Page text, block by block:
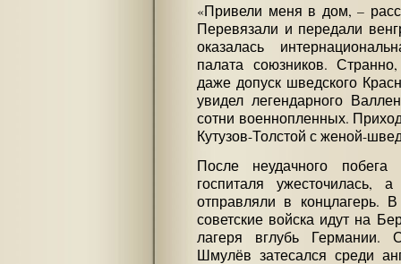
«Привели меня в дом, –
Перевязали и передали
оказалась
палата союзников.
даже допуск шведского
увидел легендарного
сотни военнопленных.
Кутузов-Толстой с женой-
После неудачного побега
госпиталя ужесточилась,
отправляли в концлагерь.
советские войска идут на
лагеря вглубь
Шмулёв затесался среди